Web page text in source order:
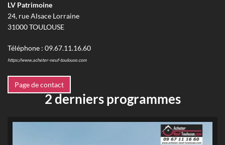
LV Patrimoine
24, rue Alsace Lorraine
31000TOULOUSE
Téléphone : 09.67.11.16.60
https://www.acheter-neuf-toulouse.com
Page de contact
2 derniers programmes